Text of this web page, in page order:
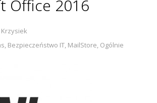
Office 2016
Krzysiek
, Bezpieczeństwo IT, MailStore, Ogólnie